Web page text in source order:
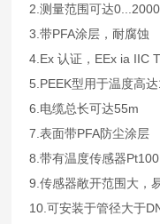
2.测量范围可达
3.带PFA涂层，耐腐蚀
4.Ex 认证，EEx ia IIC
5.PEEK型用于温度高
6.电缆总长可达55m
7.表面带PFA防尘涂层
8.带有温度传感器
9.传感器敞开范围大，
10.可安装于管径大于